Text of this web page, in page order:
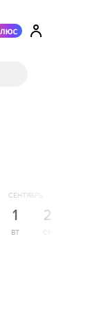
СЕНТЯБРЬ
1
ВТ
2